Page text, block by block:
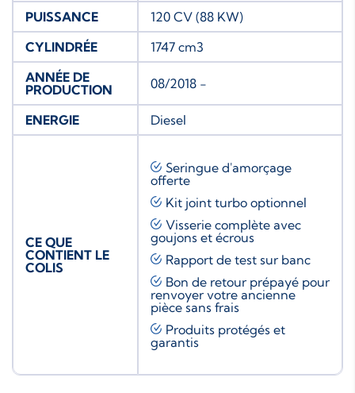
PUISSANCE
120 CV (88 KW)
CYLINDRÉE
1747 cm3
ANNÉE DE
PRODUCTION
08/2018 -
ENERGIE Diesel
CE QUE
CONTIENT LE
COLIS
Seringue d'amorçage
offerte
Kit joint turbo optionnel
Visserie complète avec
goujons et écrous
Rapport de test sur banc
Bon de retour prépayé pour
renvoyer votre ancienne
pièce sans frais
Produits protégés et
garantis